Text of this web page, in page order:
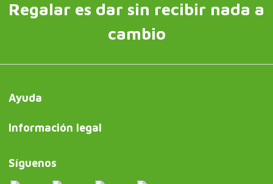
Regalar es dar sin recibir nada a
cambio
Ayuda
Información legal
Síguenos